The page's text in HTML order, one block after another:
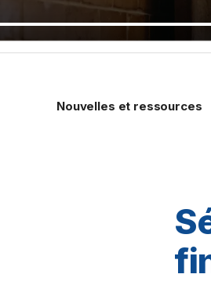
Nouvelles et ressources